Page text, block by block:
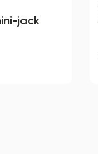
jack